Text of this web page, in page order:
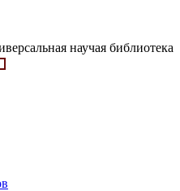
научая библиотека